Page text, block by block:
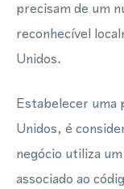
precisam de um
reconhecível
Unidos.
Estabelecer uma
Unidos, é
negócio utiliza
associado ao